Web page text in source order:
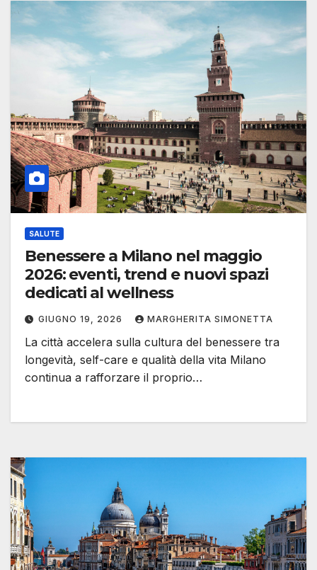
SALUTE
Benessere a Milano nel maggio
2026: eventi, trend e nuovi spazi
dedicati al wellness
GIUGNO 19, 2026 MARGHERITA SIMONETTA
La città accelera sulla cultura del benessere tra
longevità, self-care e qualità della vita Milano
continua a rafforzare il proprio…